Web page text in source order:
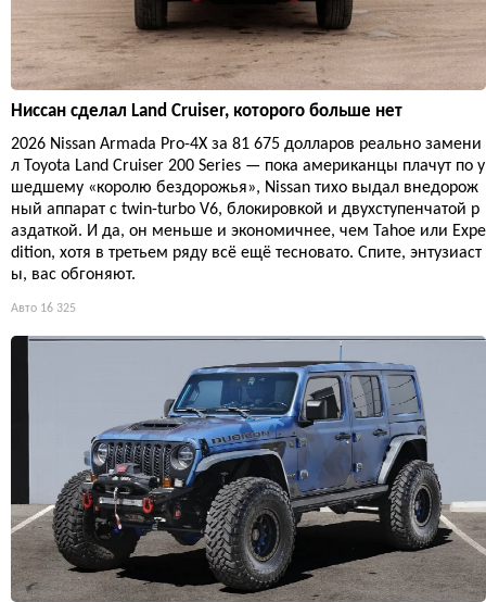
Ниссан сделал Land Cruiser, которого больше нет
2026 Nissan Armada Pro-4X за 81 675 долларов реально замени
л Toyota Land Cruiser 200 Series — пока американцы плачут по у
шедшему «королю бездорожья», Nissan тихо выдал внедорож
ный аппарат с twin-turbo V6, блокировкой и двухступенчатой р
аздаткой. И да, он меньше и экономичнее, чем Tahoe или Expe
dition, хотя в третьем ряду всё ещё тесновато. Спите, энтузиаст
ы, вас обгоняют.
Авто 16 325